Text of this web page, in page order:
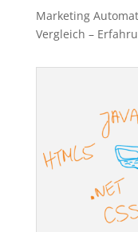
Marketing
Vergleich –